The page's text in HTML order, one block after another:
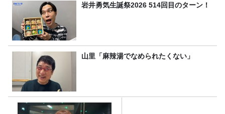
岩井勇気生誕祭2026 514回目のターン！
山里「麻辣湯でなめられたくない」